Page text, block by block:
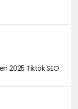
2025 Tiktok SEO